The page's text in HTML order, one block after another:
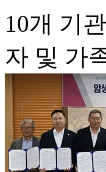
10개 기
자 및 가